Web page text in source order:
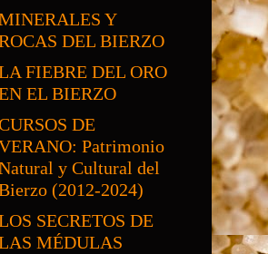
Y
DEL BIERZO
FIEBRE DEL ORO
EL BIERZO
DE
Patrimonio
y Cultural del
(2012-2024)
SECRETOS DE
MÉDULAS